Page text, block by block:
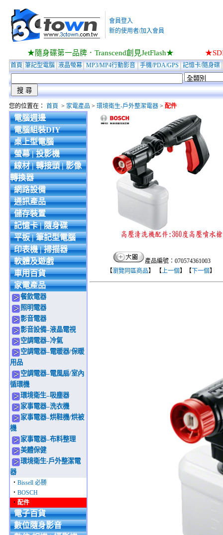
會員登入
新的使用者/加入會員
★隨身碟第一品牌．Transcend創見JetFlash★
首頁 筆記型電腦 液晶螢幕 MP3/MP4行動影音 手機/PDA/GPS 記憶卡/隨身碟
您的位置在： 首頁 > 家電產品 > 環境衛生-戶外整潔電器> 配件
電腦週邊
電腦組裝DIY
桌上型電腦
螢幕 | 投影機
線材 | 轉接頭 | 影像
轉換器
網路設備
通訊產品
儲存裝置
記憶卡 | 隨身碟
平板 | 筆記型電腦
印表機 | 掃描器
軟體及遊戲
車用百貨
家電產品
餐飲電器
照明電器
影音電器
影音設備–液晶電視
空調電器–冷氣
空調電器–電暖器/保暖
用品
空調電器–電風扇/室內
循環機
環境衛生–吸塵器
家事電器–洗衣機
家事電器–烘鞋機/烘被
機
家事電器–布料整理
美體保健
環境衛生-戶外整潔電
器
‧ Bissell 必勝
‧ BOSCH
‧ 配件
電子百貨
數位隨身影音
產品編號：070574361003
【瀏覽同區商品】 【上一個】【 下一個】